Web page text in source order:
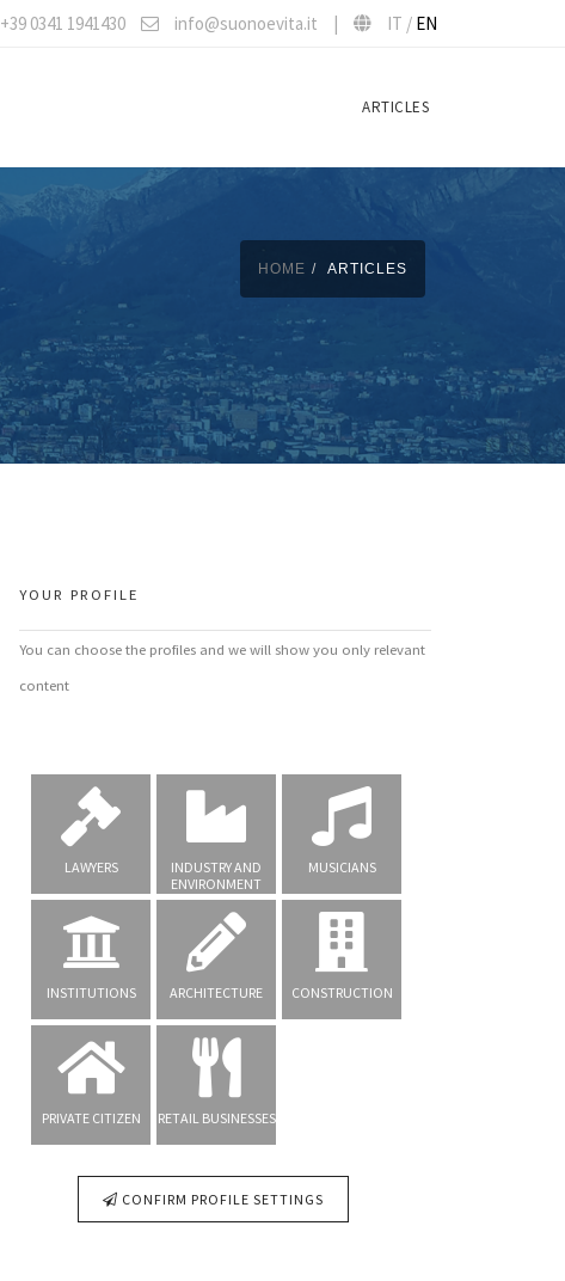
+39 0341 1941430 info@suonoevita.it | IT / EN
ARTICLES
HOME ARTICLES
YOUR PROFILE
You can choose the profiles and we will show you only relevant
content
LAWYERS
INDUSTRY AND
ENVIRONMENT
MUSICIANS
INSTITUTIONS ARCHITECTURE CONSTRUCTION
PRIVATE CITIZEN RETAIL BUSINESSES
CONFIRM PROFILE SETTINGS